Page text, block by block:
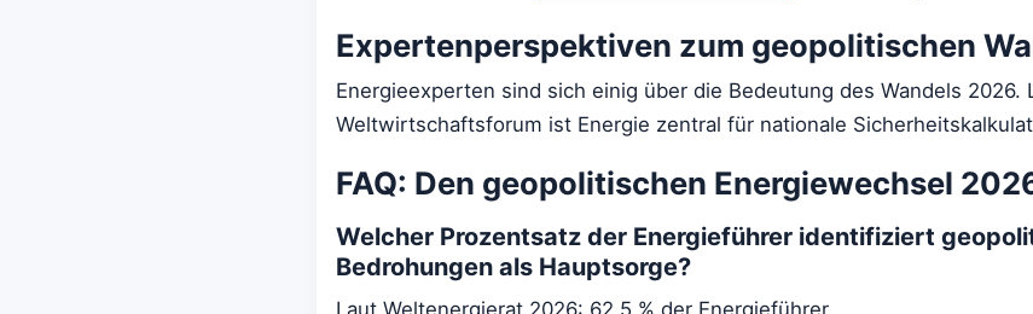
Expertenperspektiven zum geopolitischen
Energieexperten sind sich einig über die Bedeutung des Wandels 2026.
Weltwirtschaftsforum ist Energie zentral für nationale
FAQ: Den geopolitischen Energiewechsel
Welcher Prozentsatz der Energieführer identifiziert
Bedrohungen als Hauptsorge?